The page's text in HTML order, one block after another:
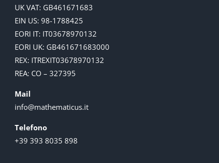
UK VAT: GB461671683
EIN US: 98-1788425
EORI IT: IT03678970132
EORI UK: GB461671683000
REX: ITREXIT03678970132
REA: CO – 327395
Mail
info@mathematicus.it
Telefono
+39 393 8035 898